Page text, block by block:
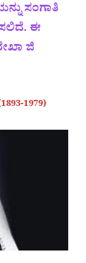
ಸಂಗಾತಿ
ಈ
ಜಿ
1979)